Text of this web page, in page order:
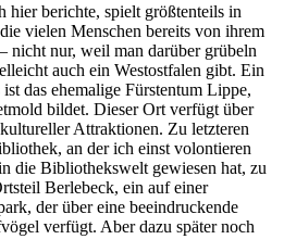
hier berichte, spielt größtenteils in
vielen Menschen bereits von ihrem
nicht nur, weil man darüber grübeln
auch ein Westostfalen gibt. Ein
das ehemalige Fürstentum Lippe,
bildet. Dieser Ort verfügt über
Attraktionen. Zu letzteren
an der ich einst volontieren
die Bibliothekswelt gewiesen hat, zu
Berlebeck, ein auf einer
der über eine beeindruckende
verfügt. Aber dazu später noch